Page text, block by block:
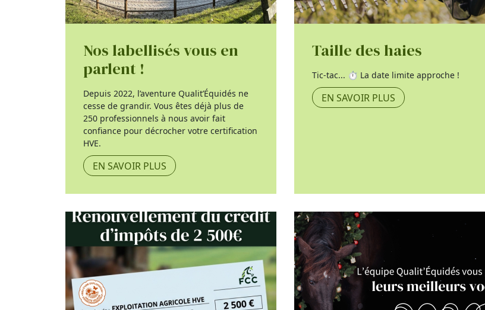
Nos labellisés vous en
parlent !
Depuis 2022, l’aventure Qualit’Équidés ne
cesse de grandir. Vous êtes déjà plus de
250 professionnels à nous avoir fait
confiance pour décrocher votre certification
HVE.
EN SAVOIR PLUS
Taille des haies
Tic-tac... ⏱️ La date limite approche !
EN SAVOIR PLUS